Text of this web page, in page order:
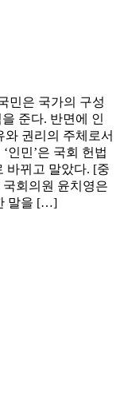
민은 국가의 구성
준다. 반면에 인
권리의 주체로서
인민’은 국회 헌법
바뀌고 말았다. [중
회의원 윤치영은
말을 […]